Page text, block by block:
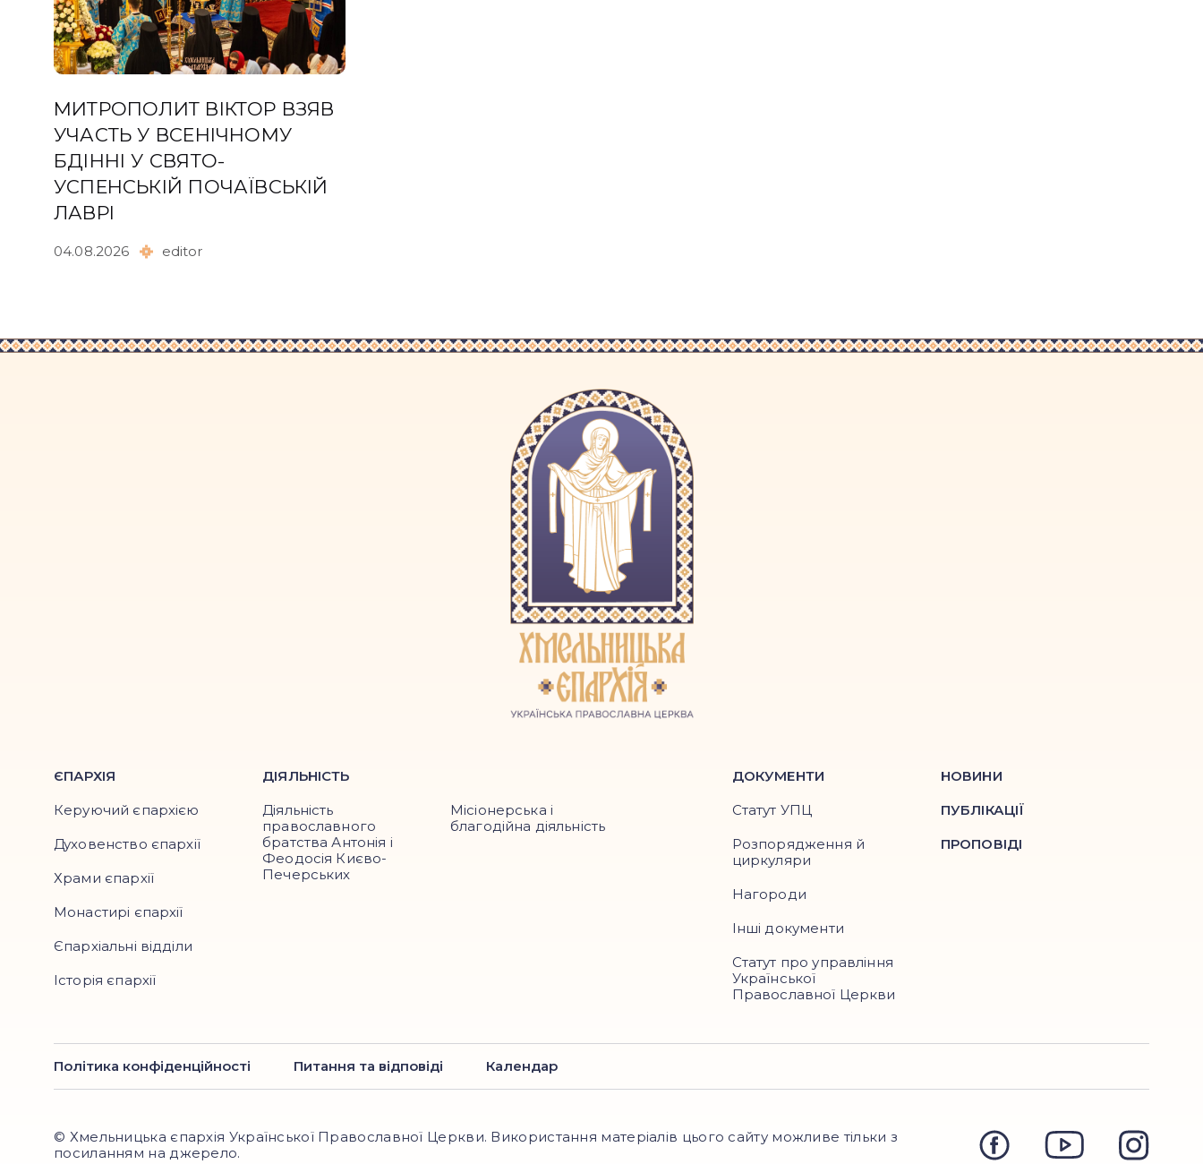
МИТРОПОЛИТ ВІКТОР ВЗЯВ
УЧАСТЬ У ВСЕНІЧНОМУ
БДІННІ У СВЯТО-
УСПЕНСЬКІЙ ПОЧАЇВСЬКІЙ
ЛАВРІ
04.08.2026 editor
ЄПАРХІЯ
Керуючий єпархією
Духовенство єпархії
Храми єпархії
Монастирі єпархії
Єпархіальні відділи
Історія єпархії
ДІЯЛЬНІСТЬ
Діяльність
православного
братства Антонія і
Феодосія Києво-
Печерських
Місіонерська і
благодійна діяльність
ДОКУМЕНТИ
Статут УПЦ
Розпорядження й
циркуляри
Нагороди
Інші документи
Статут про управління
Української
Православної Церкви
НОВИНИ
ПУБЛІКАЦІЇ
ПРОПОВІДІ
Політика конфіденційності Питання та відповіді Календар
© Хмельницька єпархія Української Православної Церкви. Використання матеріалів цього сайту можливе тільки з
посиланням на джерело.